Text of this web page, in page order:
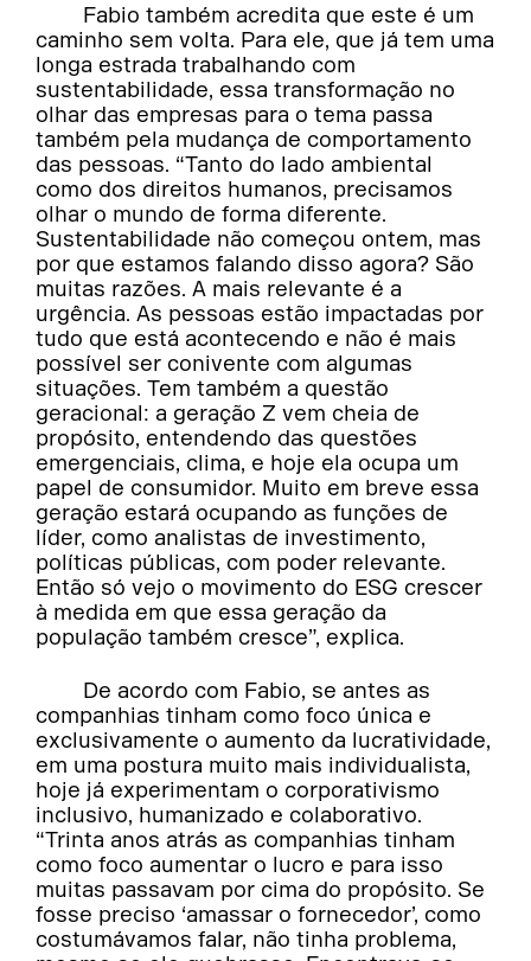
Fabio também acredita que este é um
caminho sem volta. Para ele, que já tem uma
longa estrada trabalhando com
sustentabilidade, essa transformação no
olhar das empresas para o tema passa
também pela mudança de comportamento
das pessoas. “Tanto do lado ambiental
como dos direitos humanos, precisamos
olhar o mundo de forma diferente.
Sustentabilidade não começou ontem, mas
por que estamos falando disso agora? São
muitas razões. A mais relevante é a
urgência. As pessoas estão impactadas por
tudo que está acontecendo e não é mais
possível ser conivente com algumas
situações. Tem também a questão
geracional: a geração Z vem cheia de
propósito, entendendo das questões
emergenciais, clima, e hoje ela ocupa um
papel de consumidor. Muito em breve essa
geração estará ocupando as funções de
líder, como analistas de investimento,
políticas públicas, com poder relevante.
Então só vejo o movimento do ESG crescer
à medida em que essa geração da
população também cresce”, explica.
De acordo com Fabio, se antes as
companhias tinham como foco única e
exclusivamente o aumento da lucratividade,
em uma postura muito mais individualista,
hoje já experimentam o corporativismo
inclusivo, humanizado e colaborativo.
“Trinta anos atrás as companhias tinham
como foco aumentar o lucro e para isso
muitas passavam por cima do propósito. Se
fosse preciso ‘amassar o fornecedor’, como
costumávamos falar, não tinha problema,